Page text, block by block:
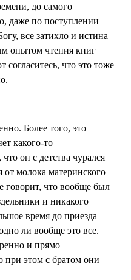
до самого
даже по поступлении
все затихло и истина
опытом чтения книг
что это тоже
Более того, это
какого-то
он с детства чурался
молока материнского
говорит, что вообще был
и никакого
время до приезда
ли вообще это все.
и прямо
при этом с братом они